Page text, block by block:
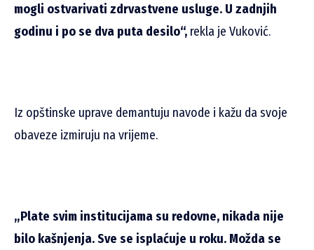
mogli ostvarivati zdrvastvene usluge. U zadnjih
godinu i po se dva puta desilo“, rekla je Vuković.
Iz opštinske uprave demantuju navode i kažu da svoje
obaveze izmiruju na vrijeme.
„Plate svim institucijama su redovne, nikada nije
bilo kašnjenja. Sve se isplaćuje u roku. Možda se